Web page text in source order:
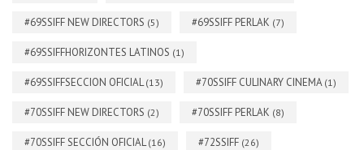
#69SSIFF NEW DIRECTORS (5) #69SSIFF PERLAK (7)
#69SSIFFHORIZONTES LATINOS (1)
#69SSIFFSECCION OFICIAL(13) #70SSIFF CULINARY CINEMA (1)
#70SSIFF NEW DIRECTORS (2) #70SSIFF PERLAK (8)
#70SSIFF SECCIÓN OFICIAL(16) #72SSIFF (26)